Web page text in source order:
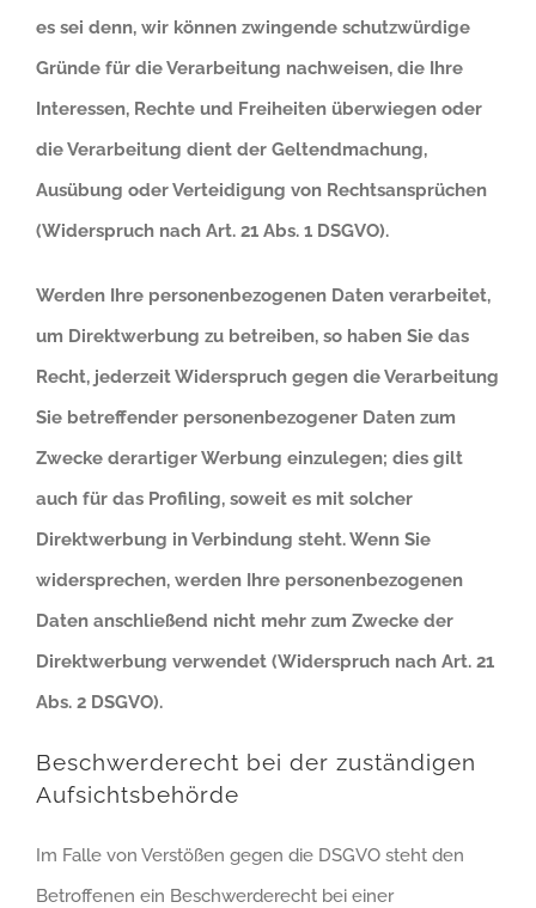
es sei denn, wir können zwingende schutzwürdige
Gründe für die Verarbeitung nachweisen, die Ihre
Interessen, Rechte und Freiheiten überwiegen oder
die Verarbeitung dient der Geltendmachung,
Ausübung oder Verteidigung von Rechtsansprüchen
(Widerspruch nach Art. 21 Abs. 1 DSGVO).
Werden Ihre personenbezogenen Daten verarbeitet,
um Direktwerbung zu betreiben, so haben Sie das
Recht, jederzeit Widerspruch gegen die Verarbeitung
Sie betreffender personenbezogener Daten zum
Zwecke derartiger Werbung einzulegen; dies gilt
auch für das Profiling, soweit es mit solcher
Direktwerbung in Verbindung steht. Wenn Sie
widersprechen, werden Ihre personenbezogenen
Daten anschließend nicht mehr zum Zwecke der
Direktwerbung verwendet (Widerspruch nach Art. 21
Abs. 2 DSGVO).
Beschwerderecht bei der zuständigen
Aufsichtsbehörde
Im Falle von Verstößen gegen die DSGVO steht den
Betroffenen ein Beschwerderecht bei einer